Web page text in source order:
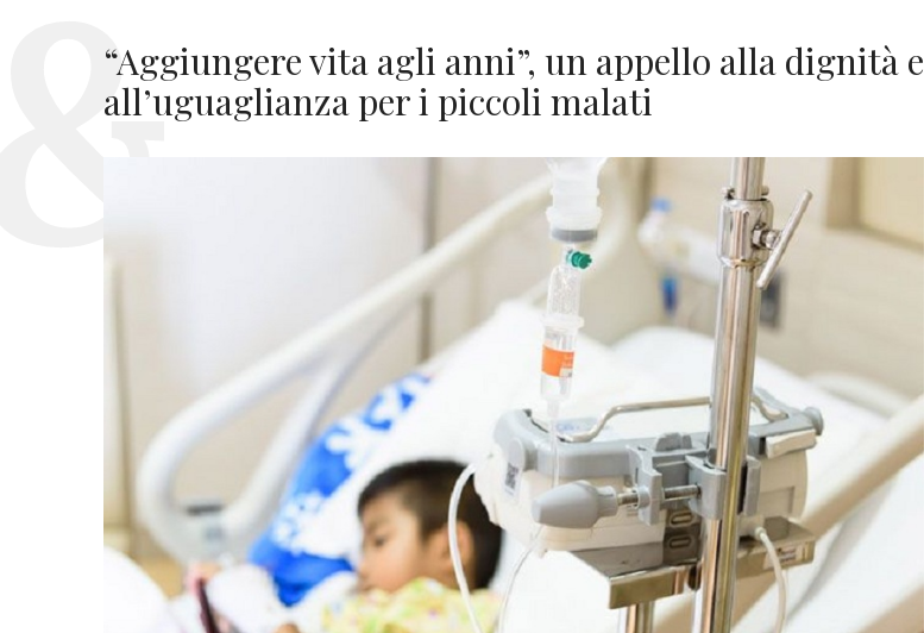
“Aggiungere vita agli anni”, un appello alla dignità e
all’uguaglianza per i piccoli malati